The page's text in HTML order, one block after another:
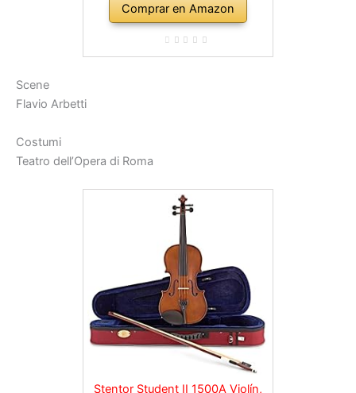
Comprar en Amazon
Scene
Flavio Arbetti
Costumi
Teatro dell’Opera di Roma
Stentor Student II 1500A Violín,